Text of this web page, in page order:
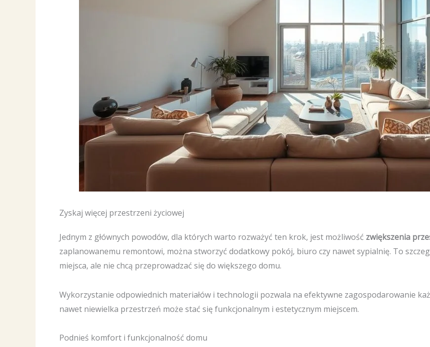
Zyskaj więcej przestrzeni życiowej
Jednym z głównych powodów, dla których warto rozważyć ten krok, jest możliwość zwiększenia
zaplanowanemu remontowi, można stworzyć dodatkowy pokój, biuro czy nawet sypialnię. To
miejsca, ale nie chcą przeprowadzać się do większego domu.
Wykorzystanie odpowiednich materiałów i technologii pozwala na efektywne zagospodarowanie
nawet niewielka przestrzeń może stać się funkcjonalnym i estetycznym miejscem.
Podnieś komfort i funkcjonalność domu